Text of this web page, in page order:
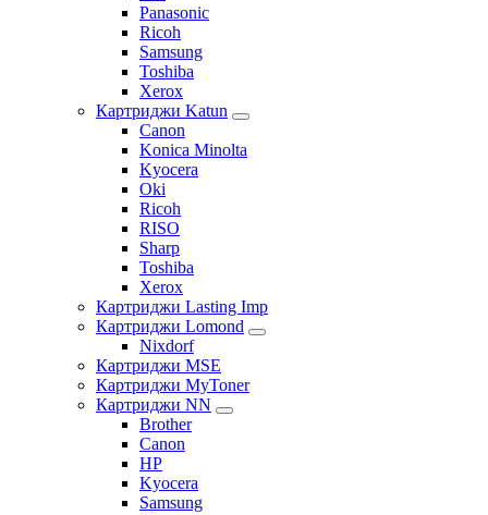
Panasonic
Ricoh
Samsung
Toshiba
Xerox
Картриджи Katun
Canon
Konica Minolta
Kyocera
Oki
Ricoh
RISO
Sharp
Toshiba
Xerox
Картриджи Lasting Imp
Картриджи Lomond
Nixdorf
Картриджи MSE
Картриджи MyToner
Картриджи NN
Brother
Canon
HP
Kyocera
Samsung